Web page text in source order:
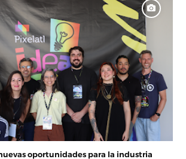
oportunidades para la industria